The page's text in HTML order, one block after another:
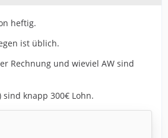
heftig.
ist üblich.
Rechnung und wieviel AW sind
sind knapp 300€ Lohn.